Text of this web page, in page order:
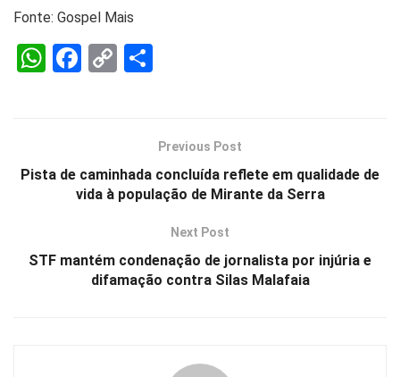
Fonte: Gospel Mais
W
A
F
o
o
C
n
k
ePrevious Post
Pista de caminhada concluída reflete em qualidade de
vida à população de Mirante da Serra
Next Post
STF mantém condenação de jornalista por injúria e
difamação contra Silas Malafaia